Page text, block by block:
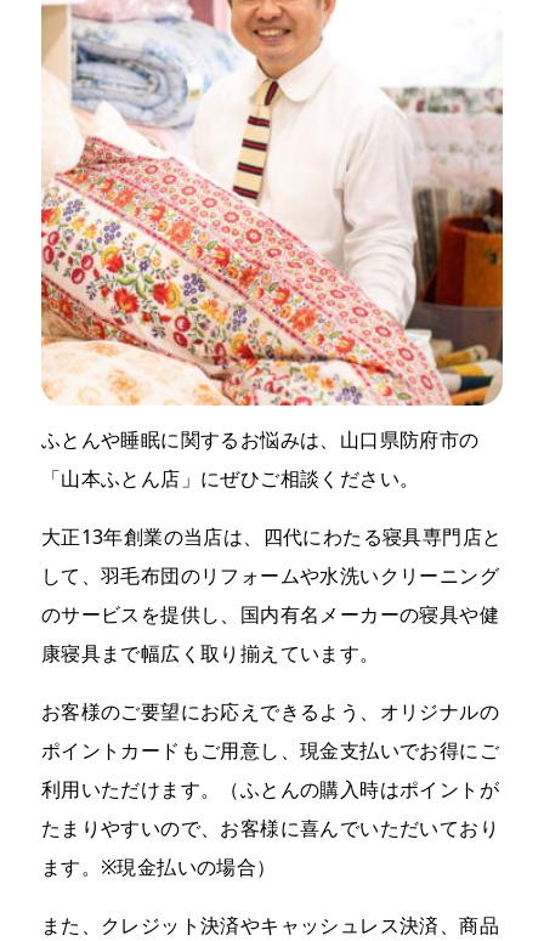
ふとんや睡眠に関するお悩みは、山口県防府市の
「山本ふとん店」にぜひご相談ください。
大正13年創業の当店は、四代にわたる寝具専門店と
して、羽毛布団のリフォームや水洗いクリーニング
のサービスを提供し、国内有名メーカーの寝具や健
康寝具まで幅広く取り揃えています。
お客様のご要望にお応えできるよう、オリジナルの
ポイントカードもご用意し、現金支払いでお得にご
利用いただけます。（ふとんの購入時はポイントが
たまりやすいので、お客様に喜んでいただいており
ます。※現金払いの場合）
また、クレジット決済やキャッシュレス決済、商品